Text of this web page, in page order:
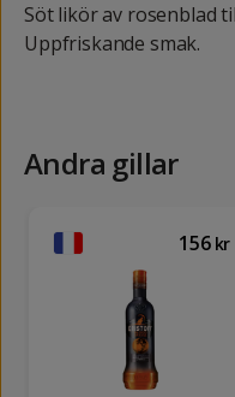
Söt likör av rosenblad
Uppfriskande smak.
Andra gillar
156 kr